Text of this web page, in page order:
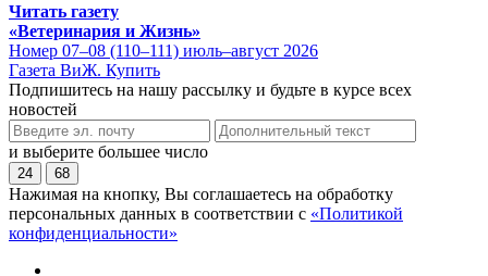
Читать газету
«Ветеринария и Жизнь»
Номер 07–08 (110–111) июль–август 2026
Газета ВиЖ. Купить
Подпишитесь на нашу рассылку и будьте в курсе всех
новостей
и выберите большее число
24 68
Нажимая на кнопку, Вы соглашаетесь на обработку
персональных данных в соответствии с «Политикой
конфиденциальности»